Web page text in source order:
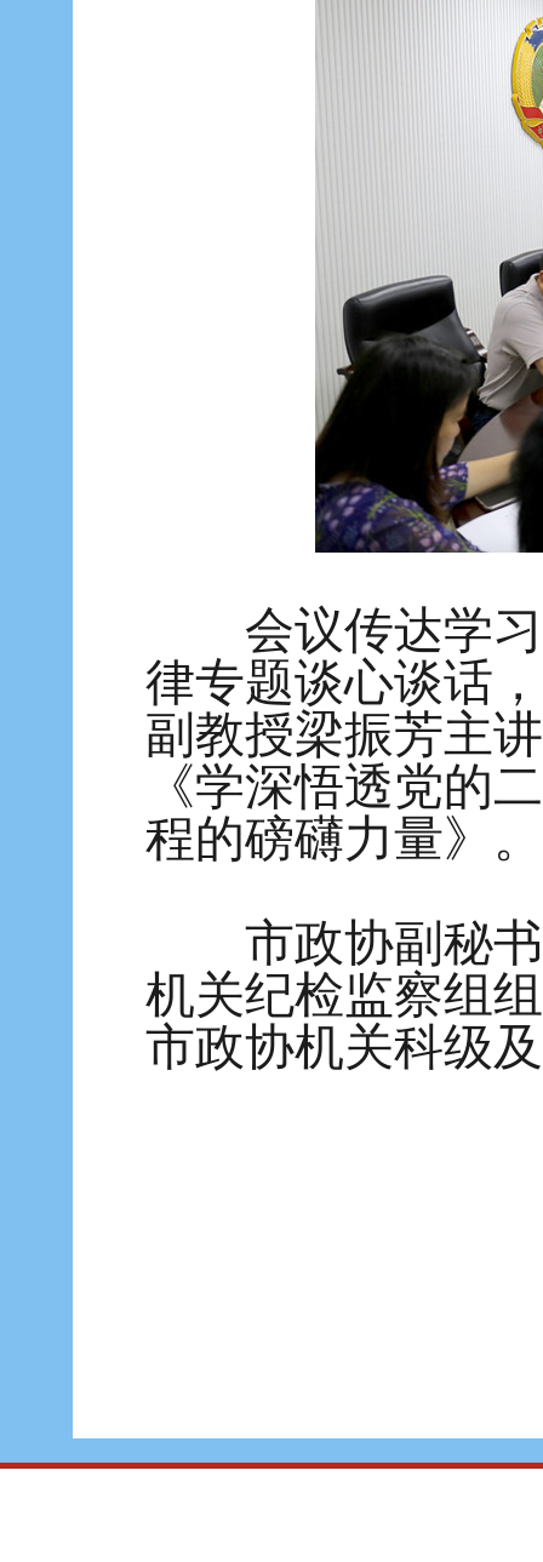
会议传达学习
律专题谈心谈话
副教授梁振芳主
《学深悟透党的
程的磅礴力量》。
市政协副秘书
机关纪检监察组
市政协机关科级